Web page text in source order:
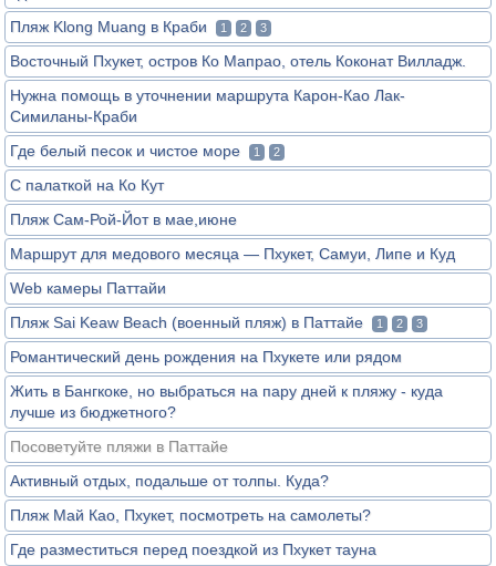
Пляж Klong Muang в Краби
1 2 3
Восточный Пхукет, остров Ко Мапрао, отель Коконат Вилладж.
Нужна помощь в уточнении маршрута Карон-Као Лак-
Симиланы-Краби
Где белый песок и чистое море
1 2
С палаткой на Ко Кут
Пляж Сам-Рой-Йот в мае,июне
Маршрут для медового месяца — Пхукет, Самуи, Липе и Куд
Web камеры Паттайи
Пляж Sai Keaw Beach (военный пляж) в Паттайе
1 2 3
Романтический день рождения на Пхукете или рядом
Жить в Бангкоке, но выбраться на пару дней к пляжу - куда
лучше из бюджетного?
Посоветуйте пляжи в Паттайе
Активный отдых, подальше от толпы. Куда?
Пляж Май Као, Пхукет, посмотреть на самолеты?
Где разместиться перед поездкой из Пхукет тауна